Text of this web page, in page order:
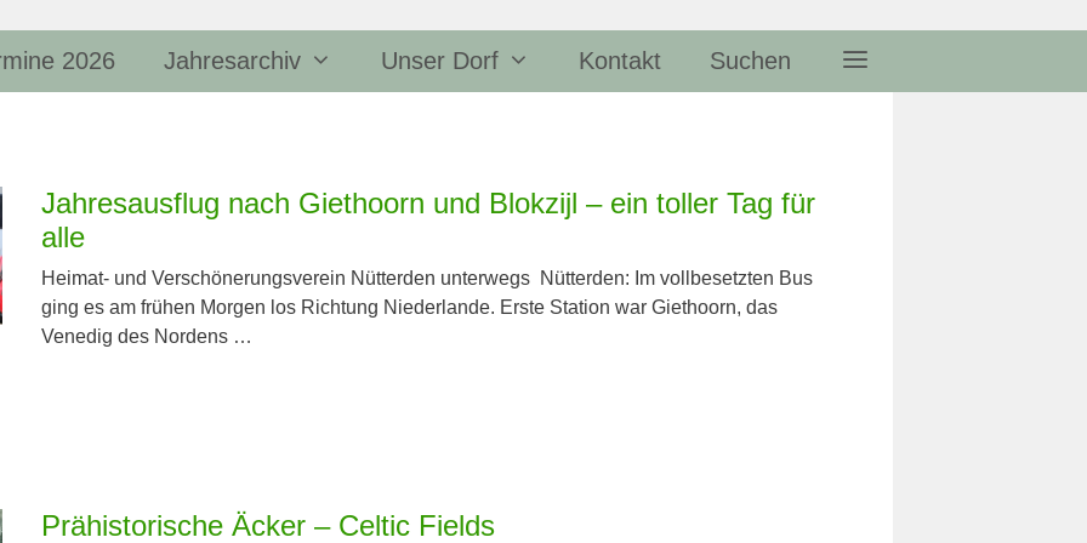
2026 Jahresarchiv Unser Dorf Kontakt Suchen
Jahres­ausflug nach Giethoorn und Blokzijl – ein toller Tag für
alle
Heimat- und Verschönerungsverein Nütterden unterwegs Nütterden: Im vollbesetzten Bus
ging es am frühen Morgen los Richtung Niederlande. Erste Station war Giethoorn, das
Venedig des Nordens …
Prähistorische Äcker – Celtic Fields